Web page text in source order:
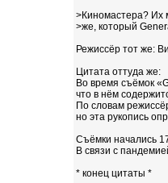
>Киномастера? Их
>же, который
Режиссёр тот же:
Цитата оттуда же:
Во время съёмок
что в нём
По словам
но эта рукопись
Съёмки начались
В связи с
* конец цитаты *